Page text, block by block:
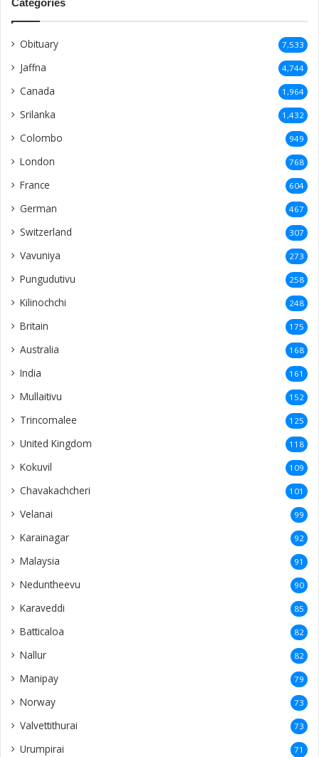
Obituary 7,533
Jaffna 4,744
Canada 1,964
Srilanka 1,432
Colombo 949
London 768
France 604
German 467
Switzerland 307
Vavuniya 273
Pungudutivu 258
Kilinochchi 248
Britain 175
Australia 168
India 161
Mullaitivu 152
Trincomalee 125
United Kingdom 118
Kokuvil 109
Chavakachcheri 101
Velanai 99
Karainagar 92
Malaysia 91
Neduntheevu 90
Karaveddi 85
Batticaloa 82
Nallur 82
Manipay 79
Norway 73
Valvettithurai 73
Urumpirai 71